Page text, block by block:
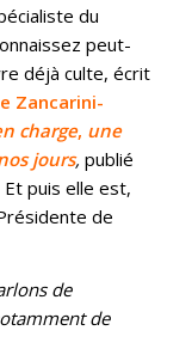
du
peut-
déjà culte, écrit
Zancarini-
charge, une
jours, publié
puis elle est,
de
de
de